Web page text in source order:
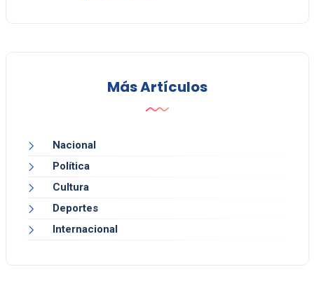
Más Artículos
Nacional
Política
Cultura
Deportes
Internacional